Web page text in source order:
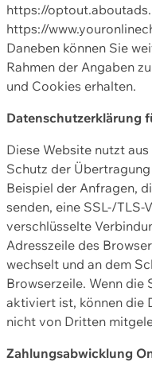
https://
https://
Daneben können Sie
Rahmen der Angaben
und Cookies erhalten.
Datenschutzerklärung
Diese Website nutzt
Schutz der
Beispiel der Anfragen,
senden, eine SSL-/TLS-
verschlüsselte
Adresszeile des
wechselt und an dem
Browserzeile. Wenn die
aktiviert ist, können die
nicht von Dritten
Zahlungsabwicklung